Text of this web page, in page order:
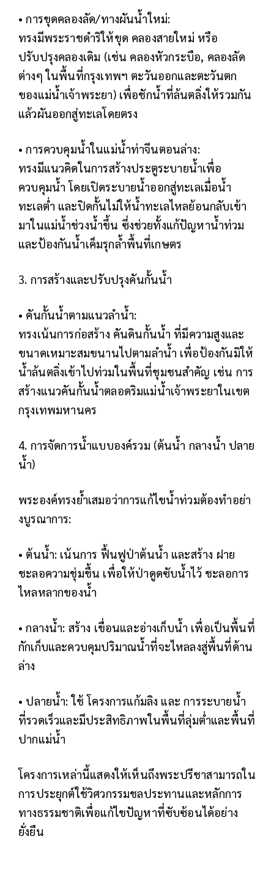
• การขุดคลองลัด/ทางผันน้ำใหม่:
ทรงมีพระราชดำริให้ขุด คลองสายใหม่ หรือ
ปรับปรุงคลองเดิม (เช่น คลองหัวกระบือ, คลองลัด
ต่างๆ ในพื้นที่กรุงเทพฯ ตะวันออกและตะวันตก
ของแม่น้ำเจ้าพระยา) เพื่อชักน้ำที่ล้นตลิ่งให้รวมกัน
แล้วผันออกสู่ทะเลโดยตรง
• การควบคุมน้ำในแม่น้ำท่าจีนตอนล่าง:
ทรงมีแนวคิดในการสร้างประตูระบายน้ำเพื่อ
ควบคุมน้ำ โดยเปิดระบายน้ำออกสู่ทะเลเมื่อน้ำ
ทะเลต่ำ และปิดกั้นไม่ให้น้ำทะเลไหลย้อนกลับเข้า
มาในแม่น้ำช่วงน้ำขึ้น ซึ่งช่วยทั้งแก้ปัญหาน้ำท่วม
และป้องกันน้ำเค็มรุกล้ำพื้นที่เกษตร
3. การสร้างและปรับปรุงคันกั้นน้ำ
• คันกั้นน้ำตามแนวลำน้ำ:
ทรงเน้นการก่อสร้าง คันดินกั้นน้ำ ที่มีความสูงและ
ขนาดเหมาะสมขนานไปตามลำน้ำ เพื่อป้องกันมิให้
น้ำล้นตลิ่งเข้าไปท่วมในพื้นที่ชุมชนสำคัญ เช่น การ
สร้างแนวคันกั้นน้ำตลอดริมแม่น้ำเจ้าพระยาในเขต
กรุงเทพมหานคร
4. การจัดการน้ำแบบองค์รวม (ต้นน้ำ กลางน้ำ ปลาย
น้ำ)
พระองค์ทรงย้ำเสมอว่าการแก้ไขน้ำท่วมต้องทำอย่า
งบูรณาการ:
• ต้นน้ำ: เน้นการ ฟื้นฟูป่าต้นน้ำ และสร้าง ฝาย
ชะลอความชุ่มชื้น เพื่อให้ป่าดูดซับน้ำไว้ ชะลอการ
ไหลหลากของน้ำ
• กลางน้ำ: สร้าง เขื่อนและอ่างเก็บน้ำ เพื่อเป็นพื้นที่
กักเก็บและควบคุมปริมาณน้ำที่จะไหลลงสู่พื้นที่ด้าน
ล่าง
• ปลายน้ำ: ใช้ โครงการแก้มลิง และ การระบายน้ำ
ที่รวดเร็วและมีประสิทธิภาพในพื้นที่ลุ่มต่ำและพื้นที่
ปากแม่น้ำ
โครงการเหล่านี้แสดงให้เห็นถึงพระปรีชาสามารถใน
การประยุกต์ใช้วิศวกรรมชลประทานและหลักการ
ทางธรรมชาติเพื่อแก้ไขปัญหาที่ซับซ้อนได้อย่าง
ยั่งยืน